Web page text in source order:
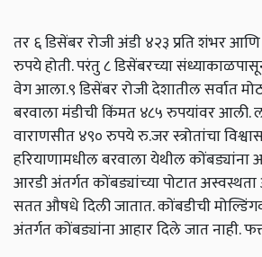
तर ६ डिसेंबर रोजी अंडी ४२३ प्रति शंभर
रुपये होती. परंतु ८ डिसेंबरच्या
वेग आला.९ डिसेंबर रोजी देशातील सर्वात
बरवाला मंडीची किंमत ४८५ रुपयांवर
वाराणसीत ४९० रुपये रु.जर स्त्रोतांचा
हरियाणामधील बरवाला येथील
आरडी अंतर्गत कोंबड्यांच्या पोटात
सतत औषधे दिली जातात. कोंबडीची
अंतर्गत कोंबड्यांना आहार दिले जात नाही.